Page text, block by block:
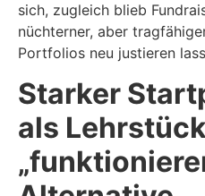
sich, zugleich blieb
nüchterner, aber
Portfolios neu justieren
Starker
als